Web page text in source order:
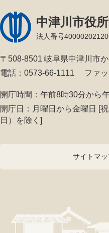
中津川市役所
法人番号
〒508-8501 岐阜県中津川市
電話：0573-66-1111
ファ
開庁時間：午前8時30分から
開庁日：月曜日から金曜日 [
日）を除く]
サイトマ